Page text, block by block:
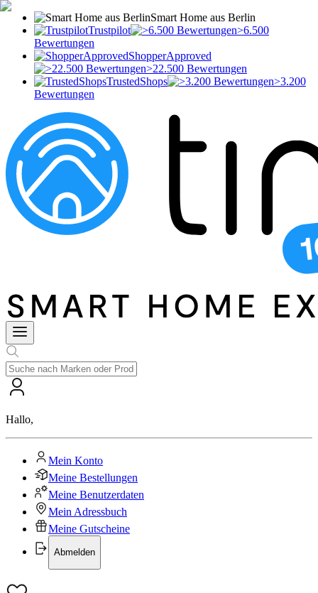
Smart Home aus Berlin
Trustpilot
>6.500
Bewertungen
ShopperApproved
>22.500 Bewertungen
TrustedShops
>3.200
Bewertungen
Hallo,
Mein Konto
Meine Bestellungen
Meine Benutzerdaten
Mein Adressbuch
Meine Gutscheine
Abmelden